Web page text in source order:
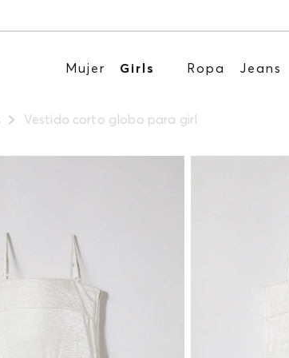
Mujer Girls Ropa Jeans
Vestido corto globo para girl